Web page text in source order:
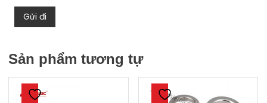
Sản phẩm tương tự